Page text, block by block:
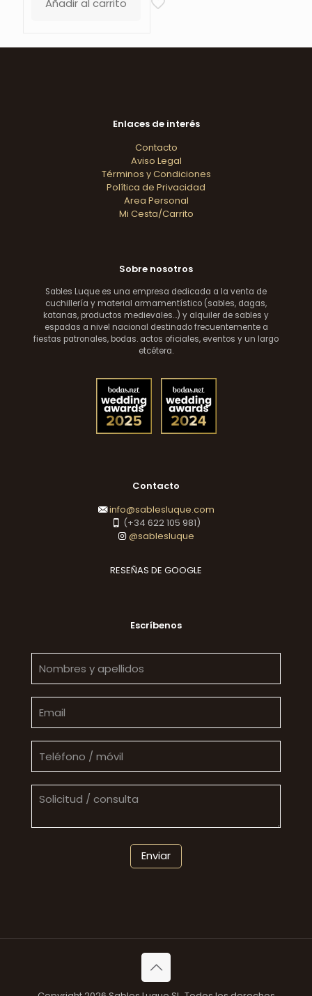
Añadir al carrito
Enlaces de interés
Contacto
Aviso Legal
Términos y Condiciones
Política de Privacidad
Area Personal
Mi Cesta/Carrito
Sobre nosotros
Sables Luque es una empresa dedicada a la venta de
cuchillería y material armamentístico (sables, dagas,
katanas, productos medievales...) y alquiler de sables y
espadas a nivel nacional destinado frecuentemente a
fiestas patronales, bodas. actos oficiales, eventos y un largo
etcétera.
Contacto
info@sablesluque.com
(+34 622 105 981)
@sablesluque
RESEÑAS DE GOOGLE
Escríbenos